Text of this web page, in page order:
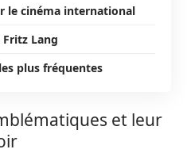
le cinéma international
Lang
plus fréquentes
et leur